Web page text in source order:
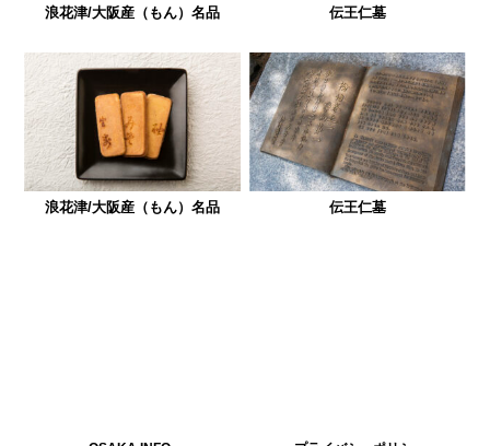
浪花津/大阪産（もん）名品 伝王仁墓
浪花津/大阪産（もん）名品 伝王仁墓